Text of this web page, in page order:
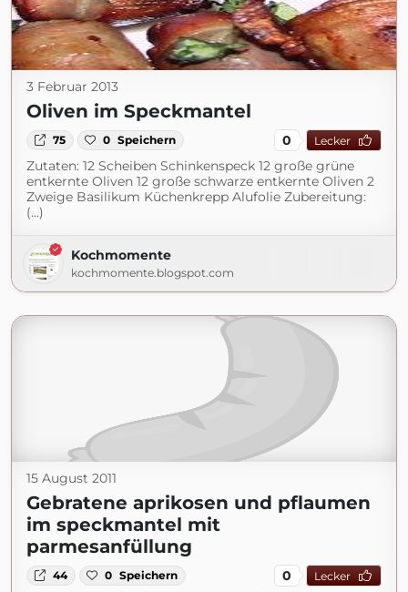
3 Februar 2013
Oliven im Speckmantel
75 0 Speichern 0 Lecker
Zutaten: 12 Scheiben Schinkenspeck 12 große grüne
entkernte Oliven 12 große schwarze entkernte Oliven 2
Zweige Basilikum Küchenkrepp Alufolie Zubereitung:
(...)
Kochmomente
kochmomente.blogspot.com
15 August 2011
Gebratene aprikosen und pflaumen
im speckmantel mit
parmesanfüllung
44 0 Speichern 0 Lecker